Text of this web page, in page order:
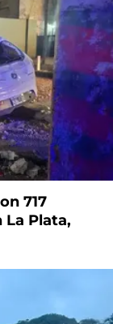
717
La Plata,